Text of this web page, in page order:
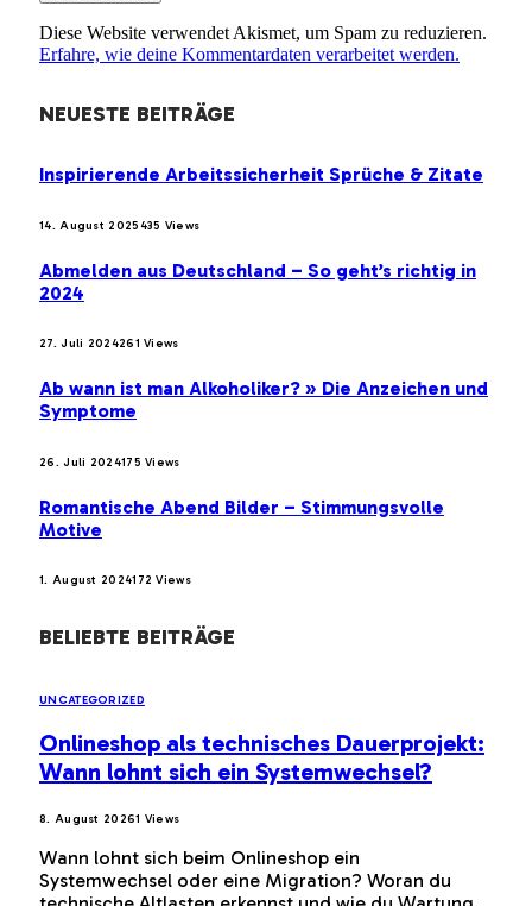
Diese Website verwendet Akismet, um Spam zu reduzieren.
Erfahre, wie deine Kommentardaten verarbeitet werden.
NEUESTE BEITRÄGE
Inspirierende Arbeitssicherheit Sprüche & Zitate
14. August 2025435 Views
Abmelden aus Deutschland – So geht’s richtig in
2024
27. Juli 2024261Views
Ab wann ist man Alkoholiker? » Die Anzeichen und
Symptome
26. Juli 2024175Views
Romantische Abend Bilder – Stimmungsvolle
Motive
1. August 2024172Views
BELIEBTE BEITRÄGE
UNCATEGORIZED
Onlineshop als technisches Dauerprojekt:
Wann lohnt sich ein Systemwechsel?
8. August 20261 Views
Wann lohnt sich beim Onlineshop ein
Systemwechsel oder eine Migration? Woran du